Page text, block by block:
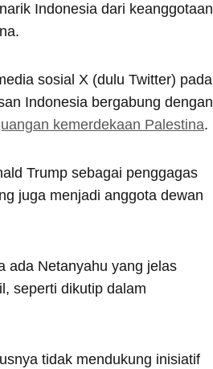
Indonesia dari keanggotaan
sosial X (dulu Twitter) pada
Indonesia bergabung dengan
kemerdekaan Palestina.
Trump sebagai penggagas
juga menjadi anggota dewan
ada Netanyahu yang jelas
seperti dikutip dalam
tidak mendukung inisiatif